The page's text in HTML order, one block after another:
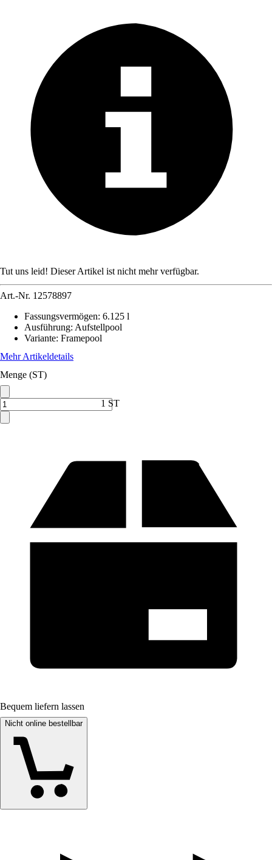
Tut uns leid! Dieser Artikel ist nicht mehr verfügbar.
Art.-Nr. 12578897
Fassungsvermögen: 6.125 l
Ausführung: Aufstellpool
Variante: Framepool
Mehr Artikeldetails
Menge (ST)
1 ST
Bequem liefern lassen
Nicht online bestellbar